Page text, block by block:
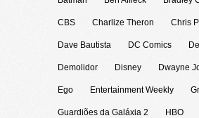
CBS Charlize Theron Chris
Dave Bautista DC Comics
Demolidor Disney Dwayne
Ego Entertainment Weekly
Guardiões da Galáxia 2 HBO